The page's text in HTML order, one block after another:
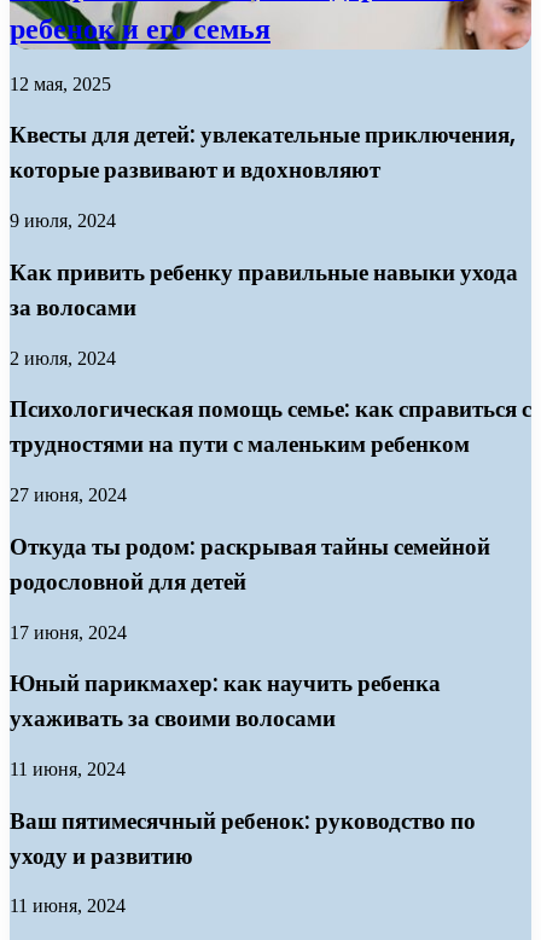
ребенок и его семья
12 мая, 2025
Квесты для детей: увлекательные приключения,
которые развивают и вдохновляют
9 июля, 2024
Как привить ребенку правильные навыки ухода
за волосами
2 июля, 2024
Психологическая помощь семье: как справиться с
трудностями на пути с маленьким ребенком
27 июня, 2024
Откуда ты родом: раскрывая тайны семейной
родословной для детей
17 июня, 2024
Юный парикмахер: как научить ребенка
ухаживать за своими волосами
11 июня, 2024
Ваш пятимесячный ребенок: руководство по
уходу и развитию
11 июня, 2024